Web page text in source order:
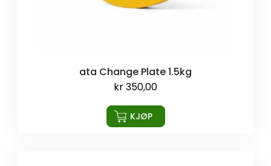
ata Change Plate 1.5kg
kr350,00
KJØP